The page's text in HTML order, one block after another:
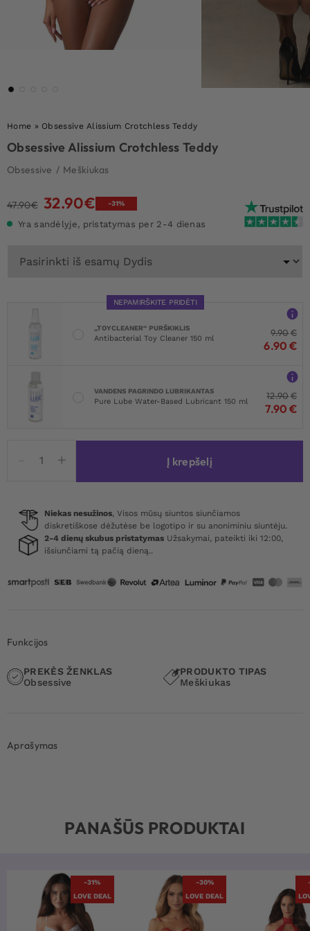
Home » Obsessive Alissium Crotchless Teddy
Obsessive Alissium Crotchless Teddy
Obsessive / Meškiukas
47.90€ Original
was:
32.90€Current
-31%
Yra sandėlyje, pristatymas per 2-4 dienas
NEPAMIRŠKITE PRIDĖTI
„TOYCLEANER“ PURŠKIKLIS
Antibacterial Toy Cleaner 150 ml
9.90€
6.90 €
VANDENS PAGRINDO LUBRIKANTAS
Pure Lube Water-Based Lubricant 150 ml
12.90€
7.90 €
kiekis:
Obsessive
Crotchless
Teddy
Į krepšelį
Niekas nesužinos, Visos mūsų siuntos siunčiamos
diskretiškose dėžutėse be logotipo ir su anoniminiu siuntėju.
2-4 dienų skubus pristatymas Užsakymai, pateikti iki 12:00,
išsiunčiami tą pačią dieną..
Funkcijos
PREKĖS ŽENKLAS
Obsessive
PRODUKTO TIPAS
Meškiukas
Aprašymas
PANAŠŪS PRODUKTAI
-31%
LOVE DEAL
-30%
LOVE DEAL